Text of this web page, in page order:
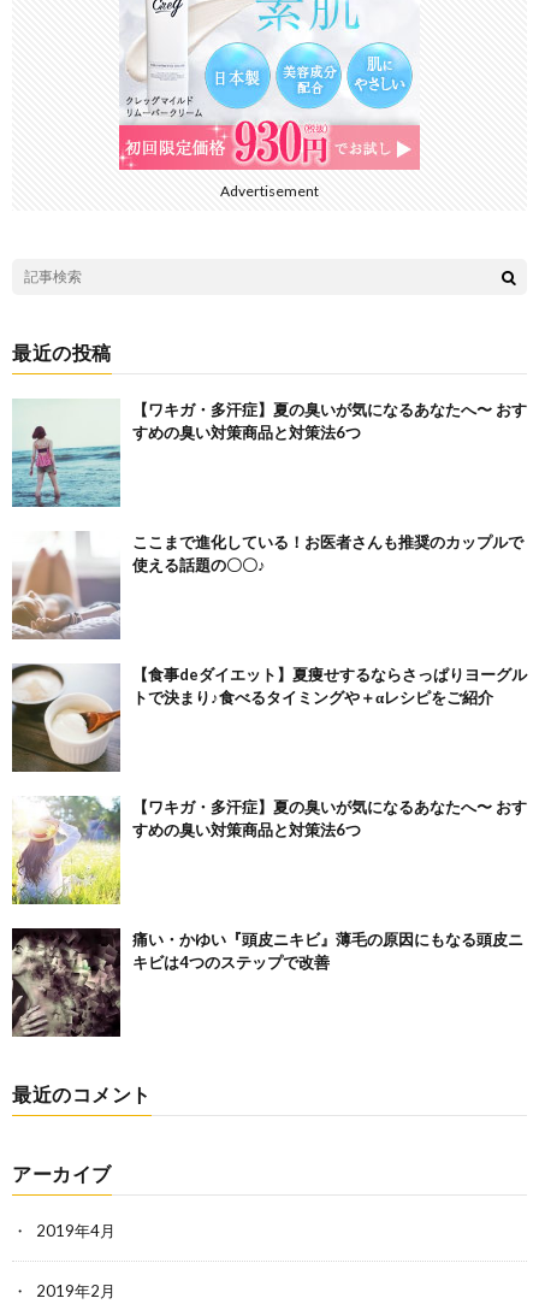
Advertisement
最近の投稿
【ワキガ・多汗症】夏の臭いが気になるあなたへ〜 おす
すめの臭い対策商品と対策法6つ
ここまで進化している！お医者さんも推奨のカップルで
使える話題の〇〇♪
【食事deダイエット】夏痩せするならさっぱりヨーグル
トで決まり♪食べるタイミングや＋αレシピをご紹介
【ワキガ・多汗症】夏の臭いが気になるあなたへ〜 おす
すめの臭い対策商品と対策法6つ
痛い・かゆい『頭皮ニキビ』薄毛の原因にもなる頭皮ニ
キビは4つのステップで改善
最近のコメント
アーカイブ
2019年4月
2019年2月